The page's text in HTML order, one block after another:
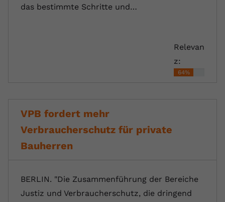
das bestimmte Schritte und…
Relevan
z:
64%
VPB fordert mehr
Verbraucherschutz für private
Bauherren
BERLIN. "Die Zusammenführung der Bereiche
Justiz und Verbraucherschutz, die dringend